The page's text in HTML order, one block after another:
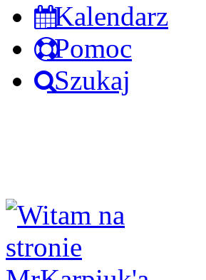
Kalendarz
Pomoc
Szukaj